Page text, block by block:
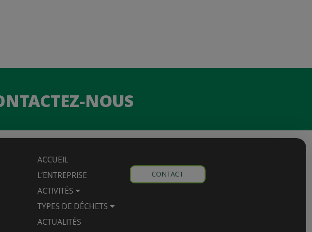
NOUS
ACCUEIL
L’ENTREPRISE
ACTIVITÉS
TYPES DE DÉCHETS
ACTUALITÉS
CONTACT